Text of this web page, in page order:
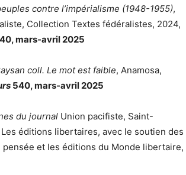
contre l’impérialisme (1948-1955),
Collection Textes fédéralistes, 2024,
mars-avril 2025
coll. Le mot est faible, Anamosa,
540, mars-avril 2025
du journal Union pacifiste, Saint-
Les éditions libertaires, avec le soutien des
et les éditions du Monde libertaire,